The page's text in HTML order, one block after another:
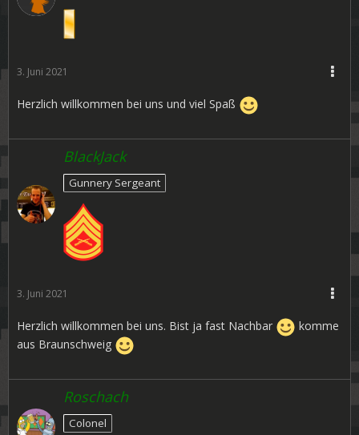
3. Juni 2021
Herzlich willkommen bei uns und viel Spaß
BlackJack
Gunnery Sergeant
3. Juni 2021
Herzlich willkommen bei uns. Bist ja fast Nachbar
komme
aus Braunschweig
Roschach
Colonel